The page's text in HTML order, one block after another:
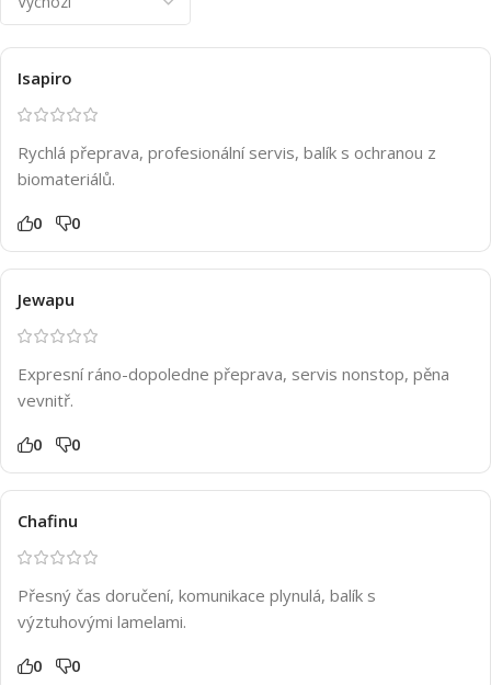
Isapiro
Rychlá přeprava, profesionální servis, balík s ochranou z
biomateriálů.
0 0
Jewapu
Expresní ráno-dopoledne přeprava, servis nonstop, pěna
vevnitř.
0 0
Chafinu
Přesný čas doručení, komunikace plynulá, balík s
výztuhovými lamelami.
0 0